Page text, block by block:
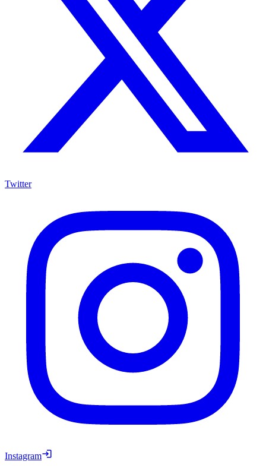
Twitter
Instagram